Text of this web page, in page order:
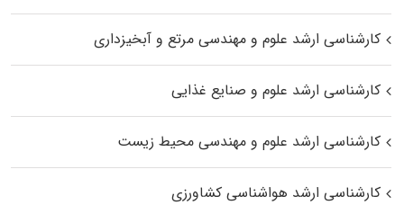
کارشناسی ارشد علوم و مهندسی مرتع و آبخیزداری
کارشناسی ارشد علوم و صنایع غذایی
کارشناسی ارشد علوم و مهندسی محیط زیست
کارشناسی ارشد هواشناسی کشاورزی